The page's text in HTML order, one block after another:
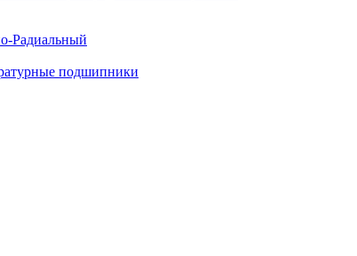
Радиальный
подшипники